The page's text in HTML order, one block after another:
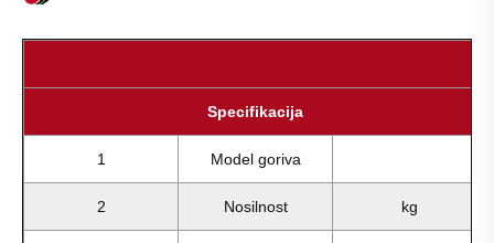
Specifikacija
1 Model goriva
2 Nosilnost kg